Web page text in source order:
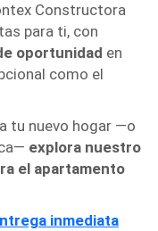
Constructora
para ti, con
oportunidad en
como el
tu nuevo hogar —o
explora nuestro
el apartamento
inmediata